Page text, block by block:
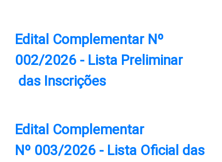
Edital Complementar Nº
002/2026 - Lista Preliminar
das Inscrições
Edital Complementar
Nº 003/2026 - Lista Oficial das